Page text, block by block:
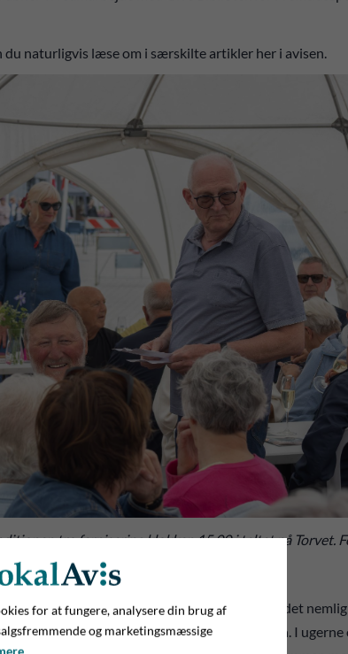
du naturligvis læse om i særskilte artikler her i avisen.
tro fernisering klokken 15.00 i teltet på Torvet.
sammen
til onsdag formiddag klokken 9.30. Her er det
begrebet ’børn’, der bliver sluppet løs i byen. I
for at fungere, analysere din brug af
og marketingsmæssige